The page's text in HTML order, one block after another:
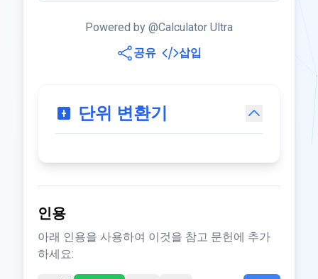
Powered by @Calculator Ultra
공유
삽입
단위 변환기
인용
아래 인용을 사용하여 이것을 참고 문헌에 추가
하세요: